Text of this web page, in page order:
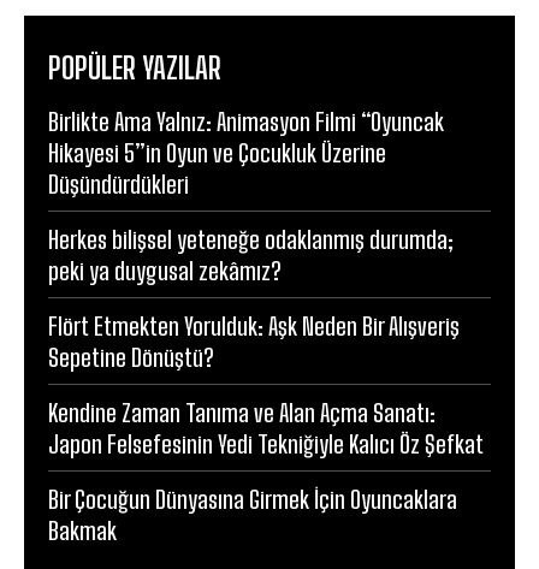
POPÜLER YAZILAR
Birlikte Ama Yalnız: Animasyon Filmi “Oyuncak
Hikayesi 5”in Oyun ve Çocukluk Üzerine
Düşündürdükleri
Herkes bilişsel yeteneğe odaklanmış durumda;
peki ya duygusal zekâmız?
Flört Etmekten Yorulduk: Aşk Neden Bir Alışveriş
Sepetine Dönüştü?
Kendine Zaman Tanıma ve Alan Açma Sanatı:
Japon Felsefesinin Yedi Tekniğiyle Kalıcı Öz Şefkat
Bir Çocuğun Dünyasına Girmek İçin Oyuncaklara
Bakmak